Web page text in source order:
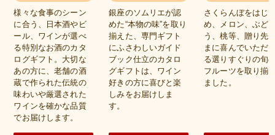
様々な食事のシーン
に合う、日本酒やビ
ール、ワインが選べ
る特別なお酒のカタ
ログギフト。大切な
あの方に、老舗の酒
蔵で作られた伝統の
味わいや厳選された
ワインを確かな品質
でお届けします。
銀座のソムリエが認
めた“本物の味”を取り
揃えた、専門ギフト
にふさわしいガイド
ブック仕立のカタロ
グギフトは、ワイン
好きの方に喜びと楽
しみをお届けしま
す。
さくらんぼをはじ
め、メロン、ぶど
う、桃等、贈り先
まに喜んでいただ
る選りすぐりの旬
フルーツを取り揃
ました。